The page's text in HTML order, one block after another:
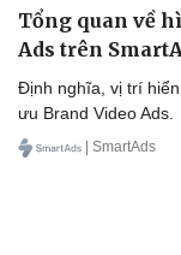
Doanh nghiệp 24h
Doanh nhân
Tổng quan về
Ads trên
Định nghĩa, vị trí
ưu Brand Video Ads.
| SmartAds